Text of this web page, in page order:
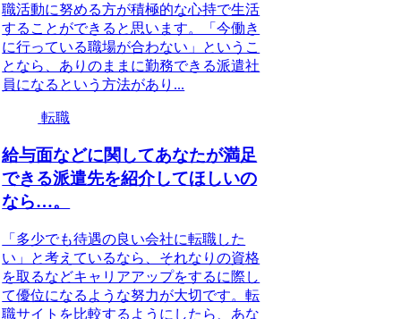
職活動に努める方が積極的な心持で生活
することができると思います。「今働き
に行っている職場が合わない」というこ
となら、ありのままに勤務できる派遣社
員になるという方法があり...
転職
給与面などに関してあなたが満足
できる派遣先を紹介してほしいの
なら…。
「多少でも待遇の良い会社に転職した
い」と考えているなら、それなりの資格
を取るなどキャリアアップをするに際し
て優位になるような努力が大切です。転
職サイトを比較するようにしたら、あな